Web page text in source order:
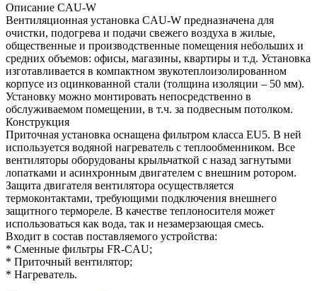
Описание CAU-W
Вентиляционная установка CAU-W предназначена для
очистки, подогрева и подачи свежего воздуха в жилые,
общественные и производственные помещения небольших и
средних объемов: офисы, магазины, квартиры и т.д. Установка
изготавливается в компактном звукотеплоизолированном
корпусе из оцинкованной стали (толщина изоляции – 50 мм).
Установку можно монтировать непосредственно в
обслуживаемом помещении, в т.ч. за подвесным потолком.
Конструкция
Приточная установка оснащена фильтром класса EU5. В ней
используется водяной нагреватель с теплообменником. Все
вентиляторы оборудованы крыльчаткой с назад загнутыми
лопатками и асинхронным двигателем с внешним ротором.
Защита двигателя вентилятора осуществляется
термоконтактами, требующими подключения внешнего
защитного термореле. В качестве теплоносителя может
использоваться как вода, так и незамерзающая смесь.
Входит в состав поставляемого устройства:
* Сменные фильтры FR-CAU;
* Приточный вентилятор;
* Нагреватель.